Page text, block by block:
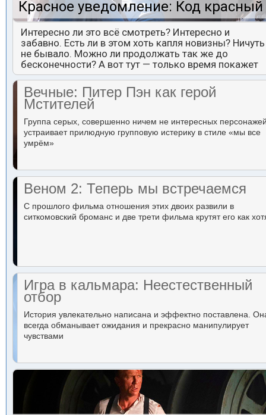
Красное уведомление: Код красный
Интересно ли это всё смотреть? Интересно и
забавно. Есть ли в этом хоть капля новизны? Ничуть
не бывало. Можно ли продолжать так же до
бесконечности? А вот тут — только время покажет
Вечные: Питер Пэн как герой
Мстителей
Группа серых, совершенно ничем не интересных
устраивает прилюдную групповую истерику в стиле «мы все
умрём»
Веном 2: Теперь мы встречаемся
С прошлого фильма отношения этих двоих развили в
ситкомовский броманс и две трети фильма крутят его как
Игра в кальмара: Неестественный
отбор
История увлекательно написана и эффектно поставлена.
всегда обманывает ожидания и прекрасно манипулирует
чувствами